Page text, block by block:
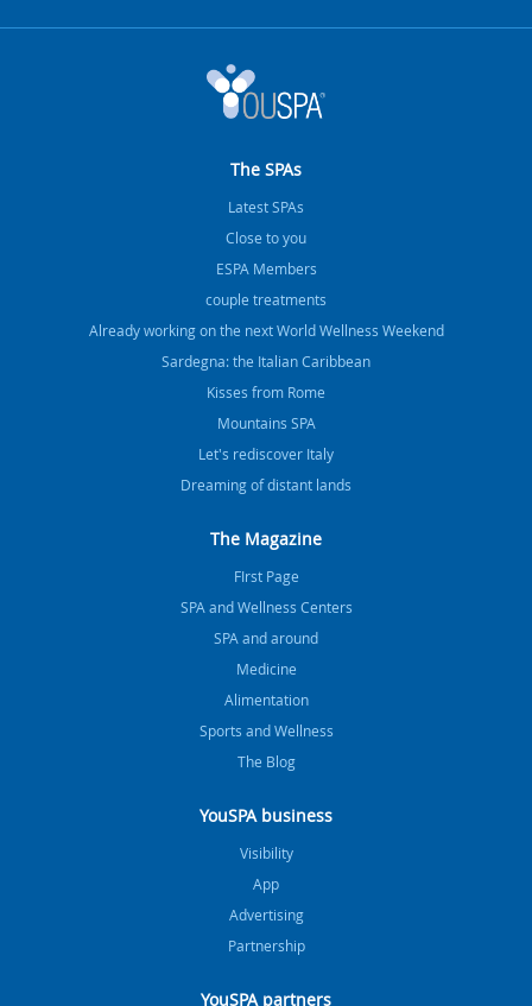
The SPAs
Latest SPAs
Close to you
ESPA Members
couple treatments
Already working on the next World Wellness Weekend
Sardegna: the Italian Caribbean
Kisses from Rome
Mountains SPA
Let's rediscover Italy
Dreaming of distant lands
The Magazine
FIrst Page
SPA and Wellness Centers
SPA and around
Medicine
Alimentation
Sports and Wellness
The Blog
YouSPA business
Visibility
App
Advertising
Partnership
YouSPA partners